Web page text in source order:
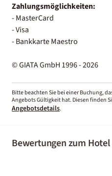
Zahlungsmöglichkeiten:
- MasterCard
- Visa
- Bankkarte Maestro
© GIATA GmbH 1996 - 2026
Bitte beachten Sie bei einer Buchung,
Angebots Gültigkeit hat. Diesen finden
Angebotsdetails.
Bewertungen zum Hotel